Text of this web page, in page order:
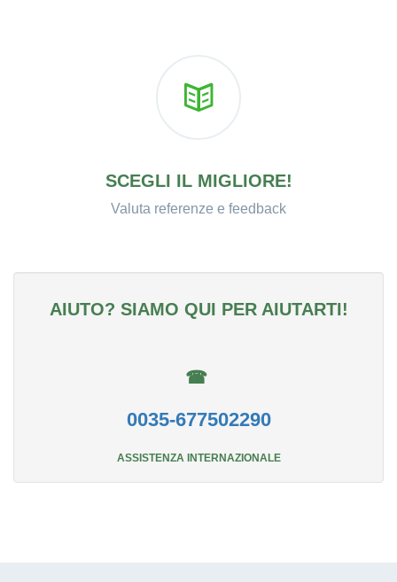
SCEGLI IL MIGLIORE!
Valuta referenze e feedback
AIUTO? SIAMO QUI PER AIUTARTI!
☎
0035-677502290
ASSISTENZA INTERNAZIONALE